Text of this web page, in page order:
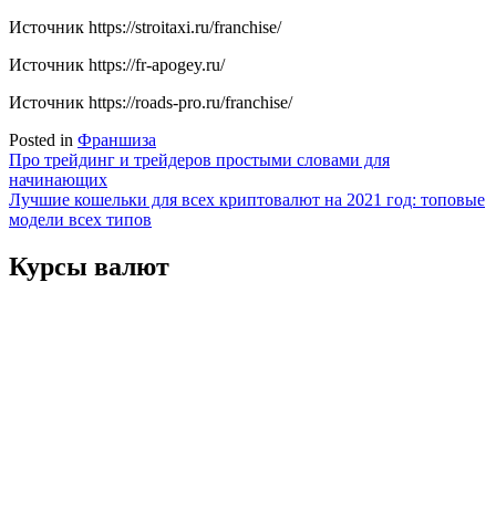
Источник https://stroitaxi.ru/franchise/
Источник https://fr-apogey.ru/
Источник https://roads-pro.ru/franchise/
Posted in Франшиза
Навигация
по
записям
Про трейдинг и трейдеров простыми словами для
начинающих
Лучшие кошельки для всех криптовалют на 2021 год: топовые
модели всех типов
Курсы валют